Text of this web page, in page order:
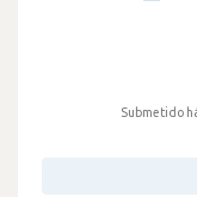
Submetido